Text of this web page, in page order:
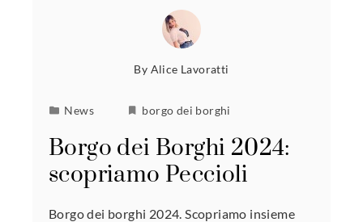
By Alice Lavoratti
News borgo dei borghi
Borgo dei Borghi 2024:
scopriamo Peccioli
Borgo dei borghi 2024. Scopriamo insieme